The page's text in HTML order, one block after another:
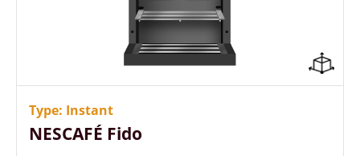
7-inch touchscreen
+200 kopjes koffie per uur
Energiezuinig (A+ label)
Type: Instant
NESCAFÉ Fido